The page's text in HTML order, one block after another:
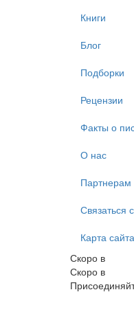
Книги
Блог
Подборки
Рецензии
Факты о
О нас
Партнерам
Связаться
Карта сайта
Скоро в
Скоро в